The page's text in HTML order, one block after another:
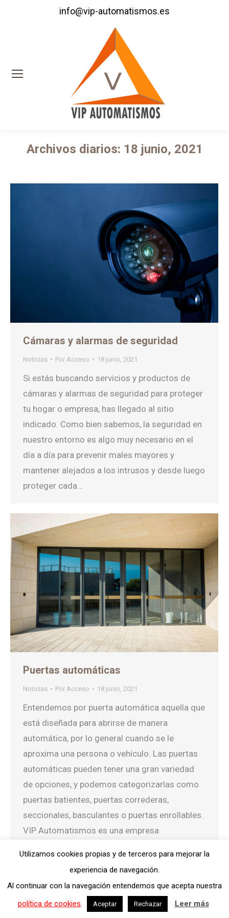
info@vip-automatismos.es
Archivos diarios: 18 junio, 2021
Cámaras y alarmas de seguridad
Noticias Por Acceso 18 junio, 2021
Si estás buscando servicios y productos de
cámaras y alarmas de seguridad para proteger
tu hogar o empresa, has llegado al sitio
indicado. Como bien sabemos, la seguridad en
nuestro entorno es algo muy necesario en el
día a día para prevenir males mayores y
mantener alejados a los intrusos y desde luego
proteger cada…
Puertas automáticas
Noticias Por Acceso 18 junio, 2021
Entendemos por puerta automática aquella que
está diseñada para abrirse de manera
automática, por lo general cuando se le
aproxima una persona o vehículo. Las puertas
automáticas pueden tener una gran variedad
de opciones, y podemos categorizarlas como
puertas batientes, puertas correderas,
seccionales, basculantes o puertas enrollables.
VIP Automatismos es una empresa
Dream-Theme — truly premium WordPress themes
Utilizamos cookies propias y de terceros para mejorar la
experiencia de navegación.
Al continuar con la navegación entendemos que acepta nuestra
política de cookies. Aceptar Rechazar Leer más